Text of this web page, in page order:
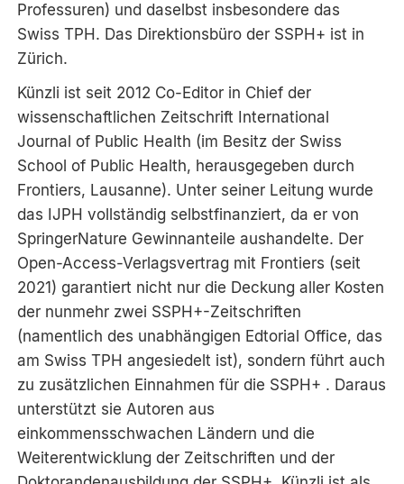
Professuren) und daselbst insbesondere das
Swiss TPH. Das Direktionsbüro der SSPH+ ist in
Zürich.
Künzli ist seit 2012 Co-Editor in Chief der
wissenschaftlichen Zeitschrift International
Journal of Public Health (im Besitz der Swiss
School of Public Health, herausgegeben durch
Frontiers, Lausanne). Unter seiner Leitung wurde
das IJPH vollständig selbstfinanziert, da er von
SpringerNature Gewinnanteile aushandelte. Der
Open-Access-Verlagsvertrag mit Frontiers (seit
2021) garantiert nicht nur die Deckung aller Kosten
der nunmehr zwei SSPH+-Zeitschriften
(namentlich des unabhängigen Edtorial Office, das
am Swiss TPH angesiedelt ist), sondern führt auch
zu zusätzlichen Einnahmen für die SSPH+ . Daraus
unterstützt sie Autoren aus
einkommensschwachen Ländern und die
Weiterentwicklung der Zeitschriften und der